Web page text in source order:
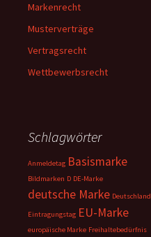
Markenrecht
Musterverträge
Vertragsrecht
Wettbewerbsrecht
Schlagwörter
Anmeldetag Basismarke
Bildmarken D DE-Marke
deutsche Marke Deutschland
Eintragungstag EU-Marke
europäische Marke Freihaltebedürfnis